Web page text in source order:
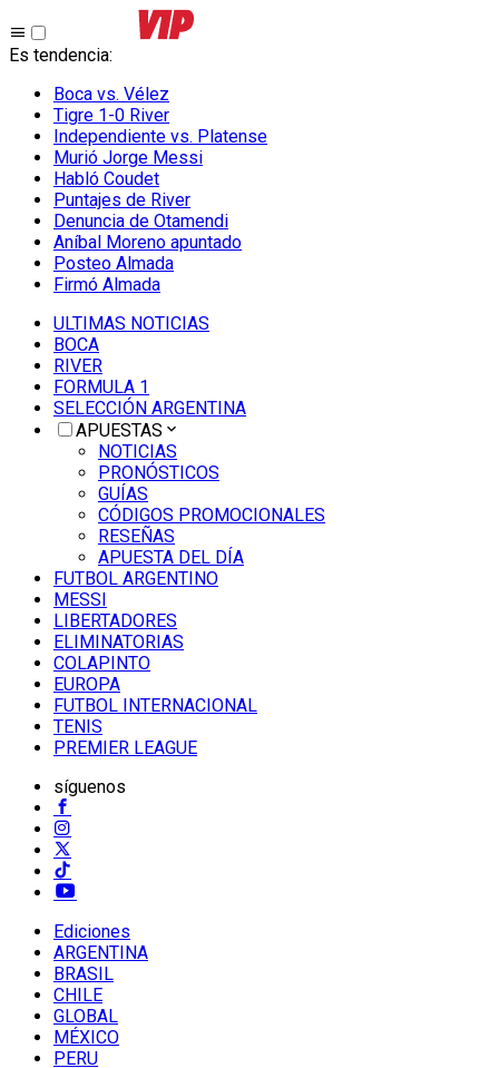
Es tendencia:
Boca vs. Vélez
Tigre 1-0 River
Independiente vs. Platense
Murió Jorge Messi
Habló Coudet
Puntajes de River
Denuncia de Otamendi
Aníbal Moreno apuntado
Posteo Almada
Firmó Almada
ULTIMAS NOTICIAS
BOCA
RIVER
FORMULA 1
SELECCIÓN ARGENTINA
APUESTAS
NOTICIAS
PRONÓSTICOS
GUÍAS
CÓDIGOS PROMOCIONALES
RESEÑAS
APUESTA DEL DÍA
FUTBOL ARGENTINO
MESSI
LIBERTADORES
ELIMINATORIAS
COLAPINTO
EUROPA
FUTBOL INTERNACIONAL
TENIS
PREMIER LEAGUE
síguenos
Ediciones
ARGENTINA
BRASIL
CHILE
GLOBAL
MÉXICO
PERU